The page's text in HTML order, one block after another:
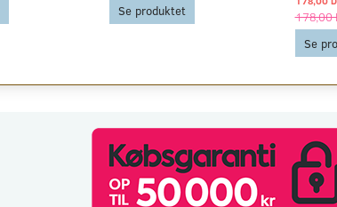
Se produktet
178,00
Se